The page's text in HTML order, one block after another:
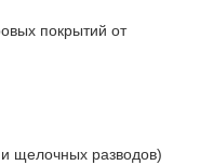
покрытий от
щелочных разводов)